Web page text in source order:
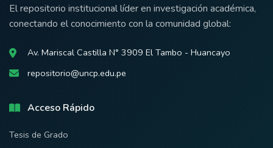
El repositorio institucional líder en investigación académica,
conectando el conocimiento con la comunidad global:
Av. Mariscal Castilla N° 3909 El Tambo - Huancayo
repositorio@uncp.edu.pe
Acceso Rápido
Tesis de Grado